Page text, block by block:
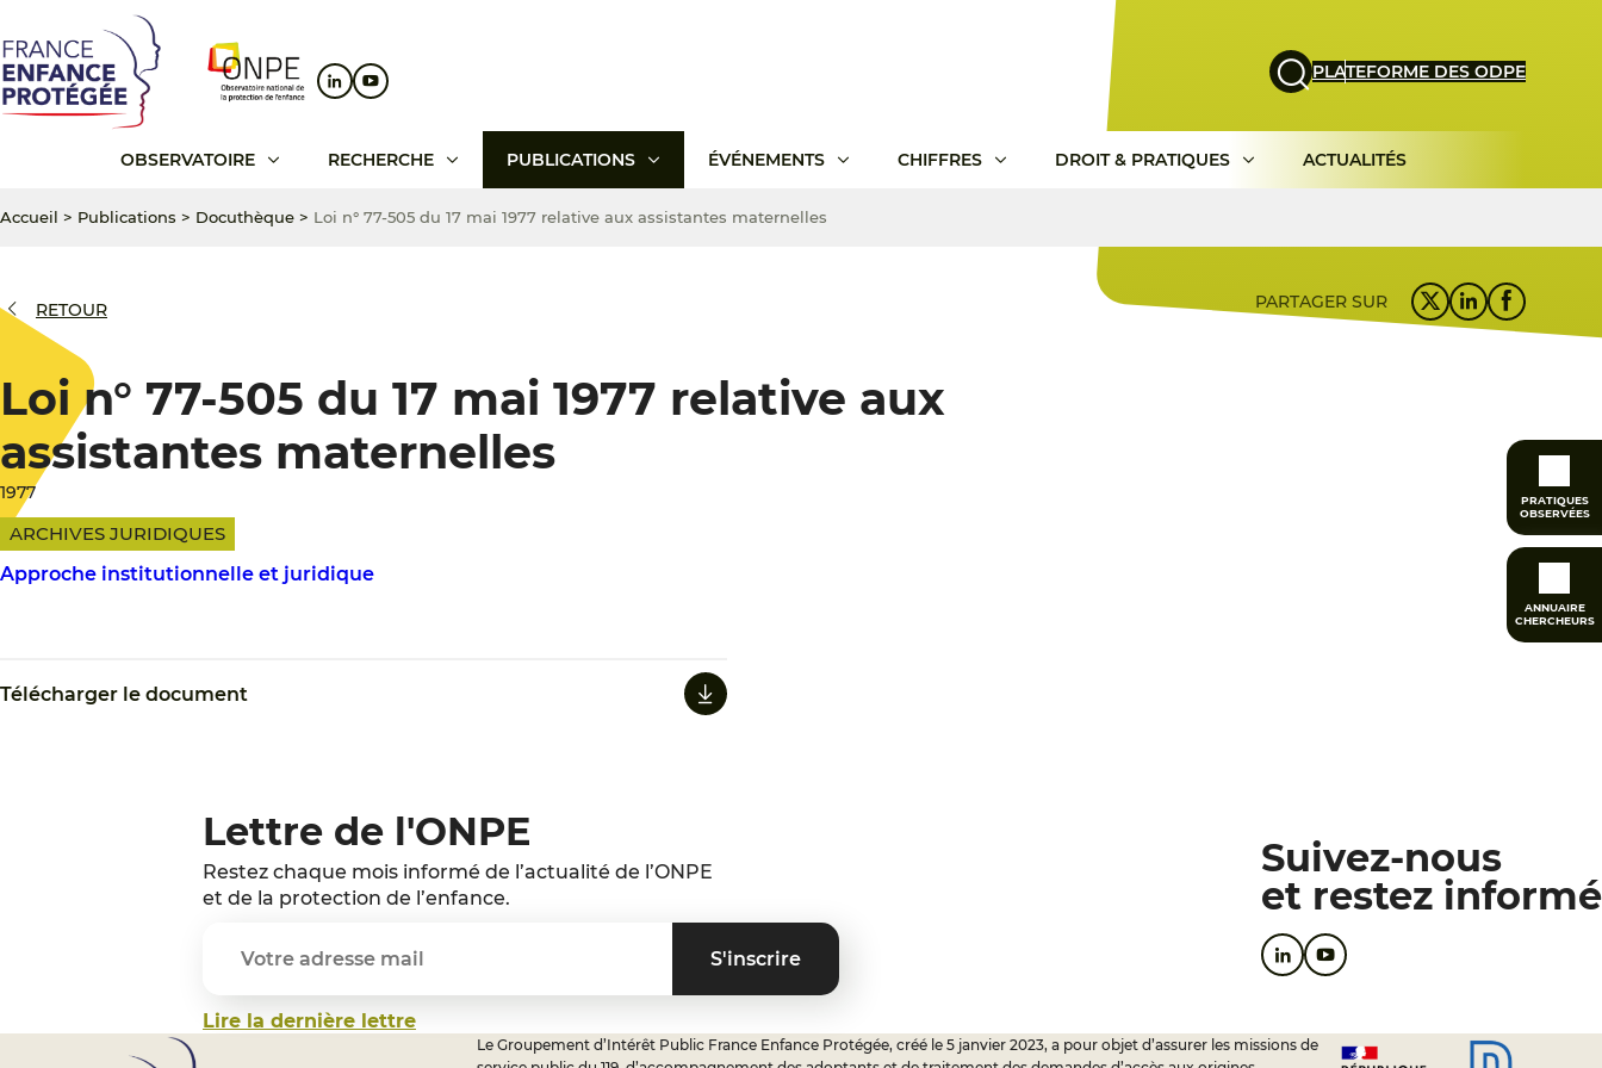
au
contenu
principal
au
menu
principal
au
pied
de
page
PLATEFORME DES ODPE
OBSERVATOIRE RECHERCHE PUBLICATIONS ÉVÉNEMENTS CHIFFRES DROIT & PRATIQUES ACTUALITÉS
PRATIQUES
OBSERVÉES
ANNUAIRE
CHERCHEURS
Accueil > Publications > Docuthèque > Loi n° 77-505 du 17 mai 1977 relative aux assistantes maternelles
RETOUR PARTAGER SUR
Loi n° 77-505 du 17 mai 1977 relative aux
assistantes maternelles
1977
ARCHIVES JURIDIQUES
Approche institutionnelle et juridique
Télécharger le document
Lettre de l'ONPE
Restez chaque mois informé de l’actualité de l’ONPE
et de la protection de l’enfance.
Lire la dernière lettre
Suivez-nous
et restez informé
Le Groupement d’Intérêt Public France Enfance Protégée, créé le 5 janvier 2023, a pour objet d’assurer les missions de